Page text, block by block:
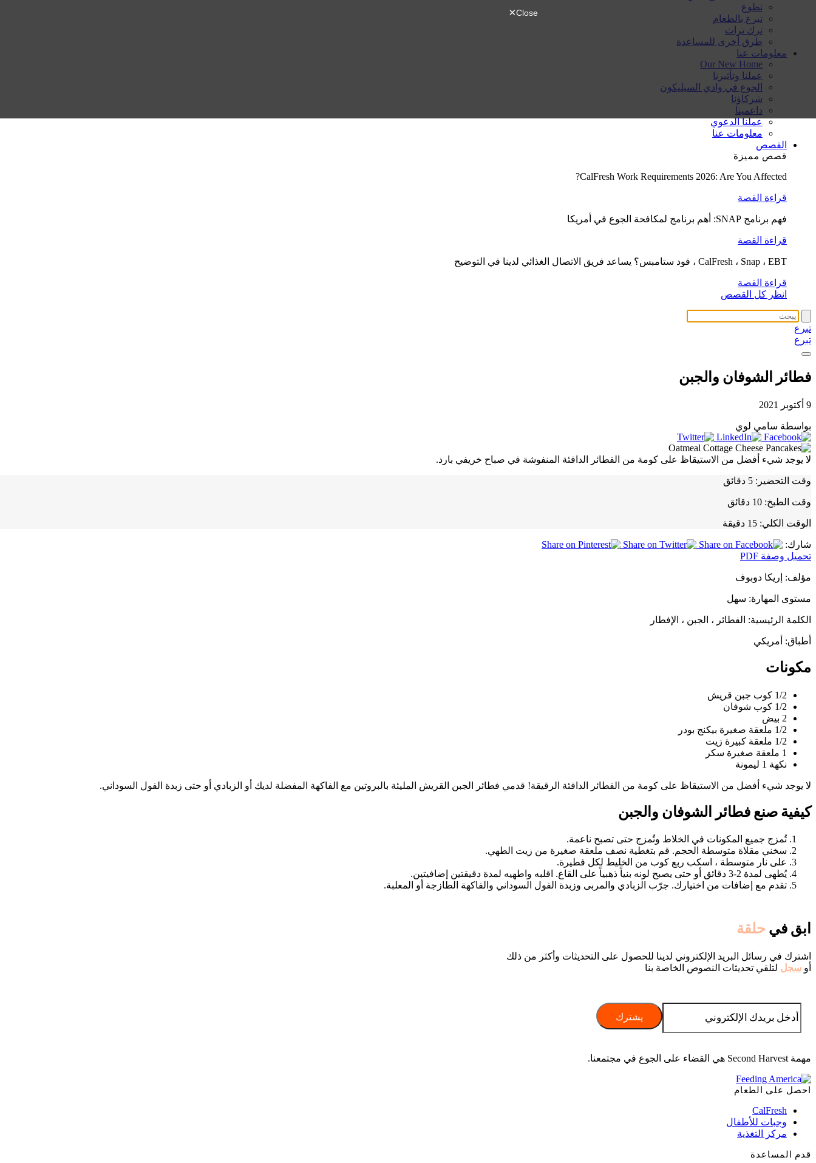
تطوع
تبرع بالطعام
ترك تراث
طرق أخرى للمساعدة
معلومات عنا
Our New Home
عملنا وتأثيرنا
الجوع في وادي السيليكون
شركاؤنا
داعمينا
عملنا الدعوي
معلومات عنا
القصص
قصص مميزة
CalFresh Work Requirements 2026: Are You Affected?
قراءة القصة
فهم برنامج SNAP: أهم برنامج لمكافحة الجوع في أمريكا
قراءة القصة
CalFresh ، Snap ، EBT ، فود ستامبس؟ يساعد فريق الاتصال الغذائي لدينا في التوضيح
قراءة القصة
انظر كل القصص
تبرع
تبرع
فطائر الشوفان والجبن
9 أكتوبر 2021
بواسطة سامي لوي
لا يوجد شيء أفضل من الاستيقاظ على كومة من الفطائر الدافئة المنفوشة في صباح خريفي بارد.
وقت التحضير:
وقت الطبخ:
الوقت الكلي:
شارك:
تحميل وصفة PDF
مؤلف: إريكا دوبوف
مستوى المهارة: سهل
الكلمة الرئيسية: الفطائر ، الجبن ، الإفطار
أطباق: أمريكي
مكونات
1/2 كوب جبن قريش
1/2 كوب شوفان
2 بيض
1/2 ملعقة صغيرة بيكنج بودر
1/2 ملعقة كبيرة زيت
1 ملعقة صغيرة سكر
نكهة 1 ليمونة
لا يوجد شيء أفضل من الاستيقاظ على كومة من الفطائر الدافئة الرقيقة! قدمي فطائر الجبن القريش المليئة بالبروتين مع الفاكهة المفضلة لديك أو الزبادي أو حتى زبدة الفول السوداني.
كيفية صنع فطائر الشوفان والجبن
تُمزج جميع المكونات في الخلاط وتُمزج حتى تصبح ناعمة.
سخني مقلاة متوسطة الحجم. قم بتغطية نصف ملعقة صغيرة من زيت الطهي.
على نار متوسطة ، اسكب ربع كوب من الخليط لكل فطيرة.
يُطهى لمدة 2-3 دقائق أو حتى يصبح لونه بنياً ذهبياً على القاع. اقلبه واطهيه لمدة دقيقتين إضافيتين.
تقدم مع إضافات من اختيارك. جرّب الزبادي والمربى وزبدة الفول السوداني والفاكهة الطازجة أو المعلبة.
ابق في حلقة
اشترك في رسائل البريد الإلكتروني لدينا للحصول على التحديثات وأكثر من ذلك
أو سجل لتلقي تحديثات النصوص الخاصة بنا
مهمة Second Harvest هي القضاء على الجوع في مجتمعنا.
احصل على الطعام
CalFresh
وجبات للأطفال
مركز التغذية
قدم المساعدة